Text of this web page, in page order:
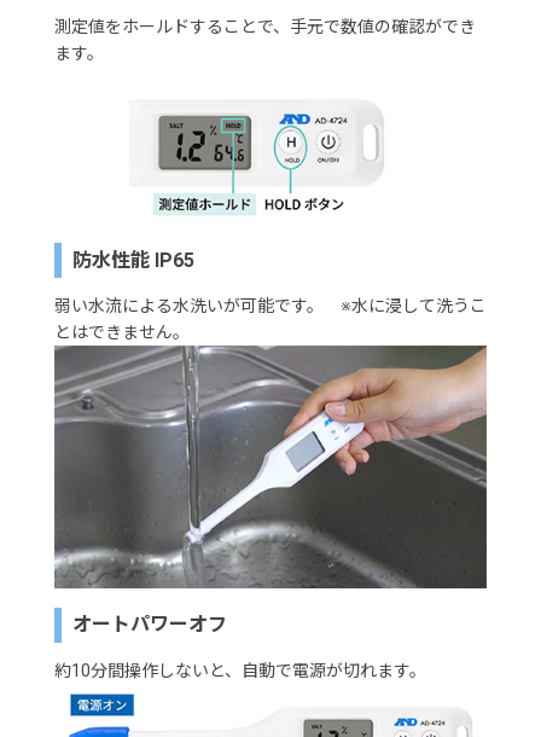
測定値をホールドすることで、手元で数値の確認ができ
ます。
防水性能 IP65
弱い水流による水洗いが可能です。 ※水に浸して洗うこ
とはできません。
オートパワーオフ
約10分間操作しないと、自動で電源が切れます。